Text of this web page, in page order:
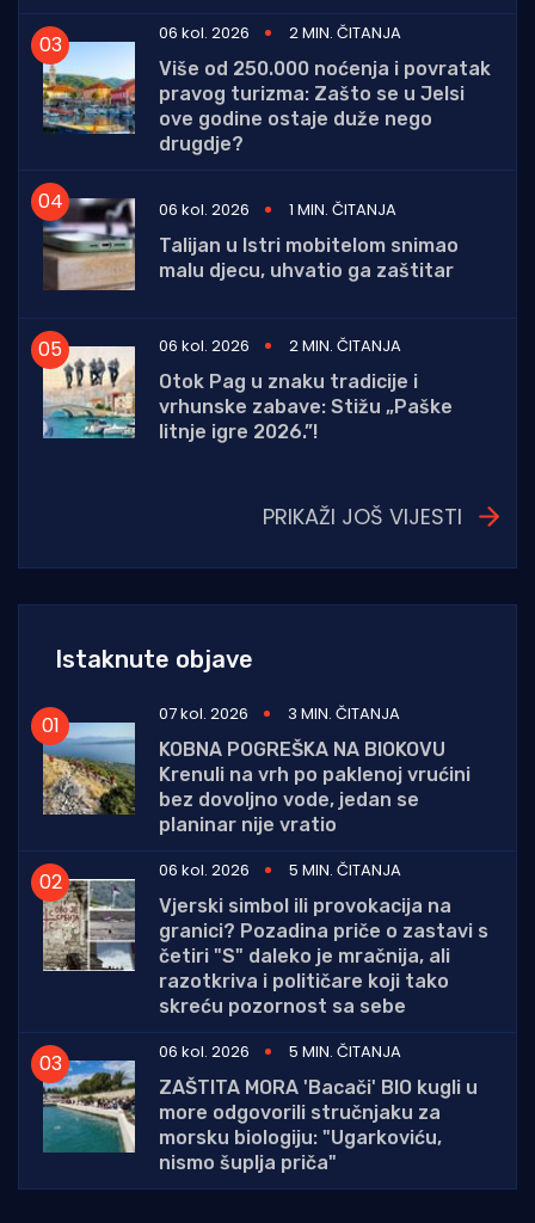
06 kol. 2026
2 MIN. ČITANJA
Više od 250.000 noćenja i povratak
pravog turizma: Zašto se u Jelsi
ove godine ostaje duže nego
drugdje?
06 kol. 2026
1 MIN. ČITANJA
Talijan u Istri mobitelom snimao
malu djecu, uhvatio ga zaštitar
06 kol. 2026
2 MIN. ČITANJA
Otok Pag u znaku tradicije i
vrhunske zabave: Stižu „Paške
litnje igre 2026.”!
PRIKAŽI JOŠ VIJESTI
Istaknute objave
07 kol. 2026
3 MIN. ČITANJA
KOBNA POGREŠKA NA BIOKOVU
Krenuli na vrh po paklenoj vrućini
bez dovoljno vode, jedan se
planinar nije vratio
06 kol. 2026
5 MIN. ČITANJA
Vjerski simbol ili provokacija na
granici? Pozadina priče o zastavi s
četiri "S" daleko je mračnija, ali
razotkriva i političare koji tako
skreću pozornost sa sebe
06 kol. 2026
5 MIN. ČITANJA
ZAŠTITA MORA 'Bacači' BIO kugli u
more odgovorili stručnjaku za
morsku biologiju: "Ugarkoviću,
nismo šuplja priča"